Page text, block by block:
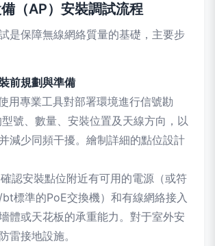
（AP）安裝調試流程
是保障無線網絡質量的基礎，主要步
前規劃與準備
使用專業工具對部署環境進行信號勘
號、數量、安裝位置及天線方向，以
減少同頻干擾。繪制詳細的點位設計
確認安裝點位附近有可用的電源（或符
標準的PoE交換機）和有線網絡接入
體或天花板的承重能力。對于室外安
雷接地設施。